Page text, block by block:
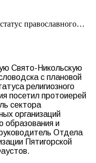
православного…
Свято-Никольскую
с плановой
религиозного
посетил протоиерей
сектора
организаций
образования и
Отдела
Пятигорской